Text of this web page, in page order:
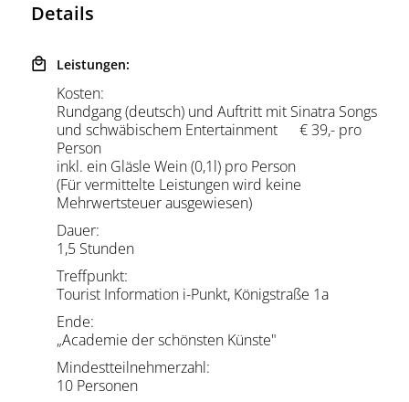
Details
Leistungen:
Kosten:
Rundgang (deutsch) und Auftritt mit Sinatra Songs
und schwäbischem Entertainment € 39,- pro
Person
inkl. ein Gläsle Wein (0,1l) pro Person
(Für vermittelte Leistungen wird keine
Mehrwertsteuer ausgewiesen)
Dauer:
1,5 Stunden
Treffpunkt:
Tourist Information i-Punkt, Königstraße 1a
Ende:
„Academie der schönsten Künste"
Mindestteilnehmerzahl:
10 Personen